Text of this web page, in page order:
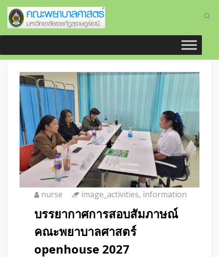
nurse image_activities, information
บรรยากาศการสอบสัมภาษณ์
คณะพยาบาลศาสตร์
openhouse 2027